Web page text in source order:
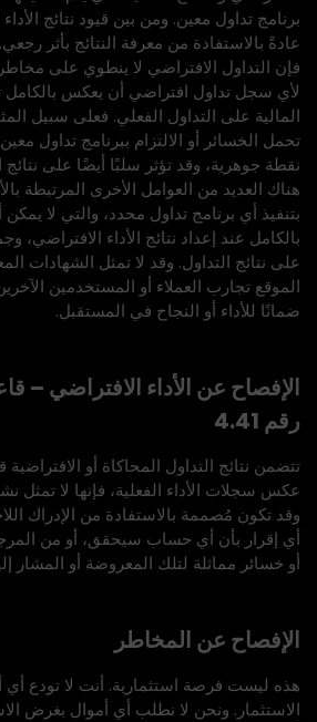
برنامج تداول معين. ومن بين قيود نتائج الأداء
عادةً بالاستفادة من معرفة النتائج بأثر
فإن التداول الافتراضي لا ينطوي على
لأي سجل تداول افتراضي أن يعكس بالكامل
المالية على التداول الفعلي. فعلى سبيل
تحمل الخسائر أو الالتزام ببرنامج تداول
نقطة جوهرية، وقد تؤثر سلبًا أيضًا على نتائج
هناك العديد من العوامل الأخرى المرتبطة
بتنفيذ أي برنامج تداول محدد، والتي لا يمكن
بالكامل عند إعداد نتائج الأداء الافتراضي،
على نتائج التداول. وقد لا تمثل الشهادات
الموقع تجارب العملاء أو المستخدمين
ضمانًا للأداء أو النجاح في المستقبل.
رقم 4.41
تتضمن نتائج التداول المحاكاة أو
عكس سجلات الأداء الفعلية، فإنها لا تمثل
وقد تكون مُصممة بالاستفادة من الإدراك
أي إقرار بأن أي حساب سيحقق، أو من
أو خسائر مماثلة لتلك المعروضة أو المشار
الإفصاح عن المخاطر
هذه ليست فرصة استثمارية. أنت لا تودع
الاستثمار. ونحن لا نطلب أي أموال بغرض